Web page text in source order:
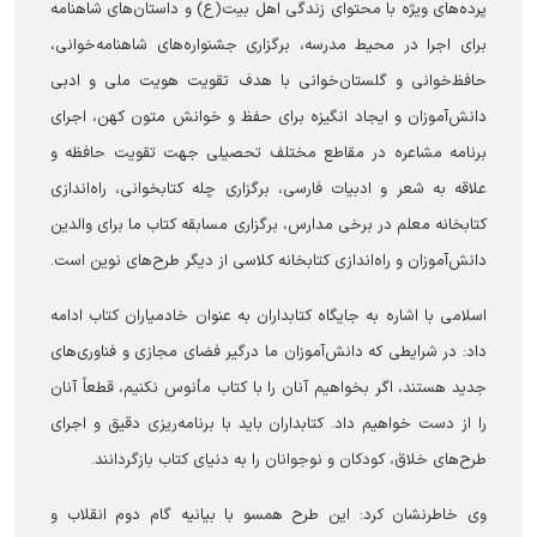
پرده‌های ویژه با محتوای زندگی اهل بیت(ع) و داستان‌های شاهنامه
برای اجرا در محیط مدرسه، برگزاری جشنواره‌های شاهنامه‌خوانی،
حافظ‌خوانی و گلستان‌خوانی با هدف تقویت هویت ملی و ادبی
دانش‌آموزان و ایجاد انگیزه برای حفظ و خوانش متون کهن، اجرای
برنامه مشاعره در مقاطع مختلف تحصیلی جهت تقویت حافظه و
علاقه به شعر و ادبیات فارسی، برگزاری چله کتابخوانی، راه‌اندازی
کتابخانه معلم در برخی مدارس، برگزاری مسابقه کتاب ما برای والدین
دانش‌آموزان و راه‌اندازی کتابخانه کلاسی از دیگر طرح‌های نوین است.
اسلامی با اشاره به جایگاه کتابداران به عنوان خادمیاران کتاب ادامه
داد: در شرایطی که دانش‌آموزان ما درگیر فضای مجازی و فناوری‌های
جدید هستند، اگر بخواهیم آنان را با کتاب مأنوس نکنیم، قطعاً آنان
را از دست خواهیم داد. کتابداران باید با برنامه‌ریزی دقیق و اجرای
طرح‌های خلاق، کودکان و نوجوانان را به دنیای کتاب بازگردانند.
وی خاطرنشان کرد: این طرح همسو با بیانیه گام دوم انقلاب و